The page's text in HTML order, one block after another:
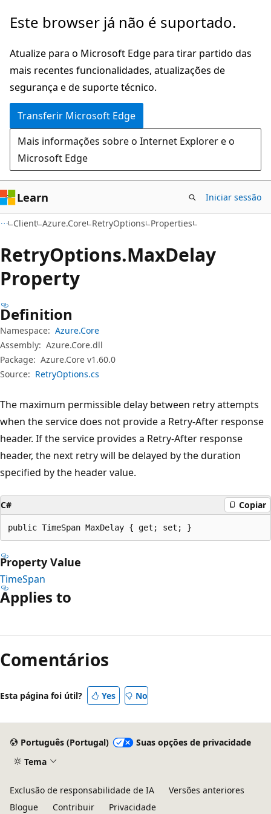
Saltar
o
conteúdo
principal
Saltar
a
navegação
na
página
Este browser já não é suportado.
Atualize para o Microsoft Edge para tirar partido das
mais recentes funcionalidades, atualizações de
segurança e de suporte técnico.
Transferir Microsoft Edge
Mais informações sobre o Internet Explorer e o
Microsoft Edge
Learn Iniciar sessão
Client Azure.Core RetryOptions Properties
RetryOptions.MaxDelay
Property
Definition
Namespace: Azure.Core
Assembly: Azure.Core.dll
Package: Azure.Core v1.60.0
Source: RetryOptions.cs
The maximum permissible delay between retry attempts
when the service does not provide a Retry-After response
header. If the service provides a Retry-After response
header, the next retry will be delayed by the duration
specified by the header value.
C# Copiar
public TimeSpan MaxDelay { get; set; }
Property Value
TimeSpan
Applies to
de
leitura
Comentários
Esta página foi útil? Yes No
Português (Portugal)
Suas opções de privacidade
Tema
Exclusão de responsabilidade de IA
Versões anteriores
Blogue
Contribuir Privacidade